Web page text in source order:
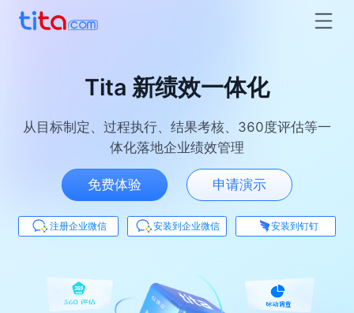
Tita 新绩效一体化
从目标制定、过程执行、结果考核、360度评估等一
体化落地企业绩效管理
免费体验 申请演示
注册企业微信 安装到企业微信 安装到钉钉